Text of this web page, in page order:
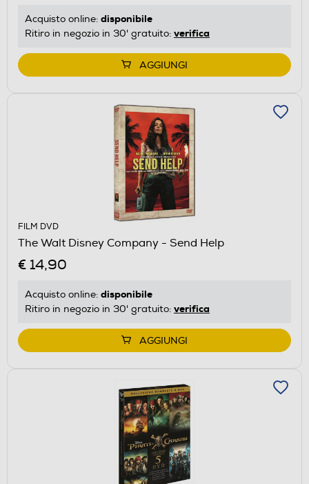
Acquisto online: disponibile
Ritiro in negozio in 30' gratuito: verifica
AGGIUNGI
FILM DVD
The Walt Disney Company - Send Help
€ 14,90
Acquisto online: disponibile
Ritiro in negozio in 30' gratuito: verifica
AGGIUNGI